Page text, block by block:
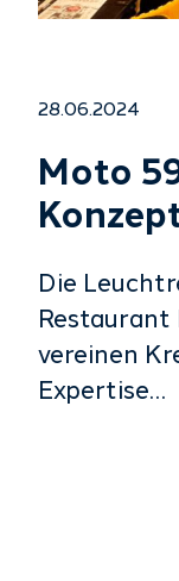
28.06.2024
Moto
Die
Restaurant
vereinen
Expertise…